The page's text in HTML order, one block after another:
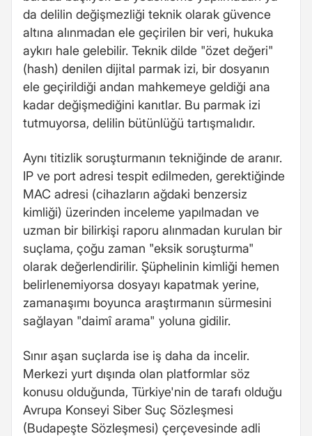
da delilin değişmezliği teknik olarak güvence
altına alınmadan ele geçirilen bir veri, hukuka
aykırı hale gelebilir. Teknik dilde "özet değeri"
(hash) denilen dijital parmak izi, bir dosyanın
ele geçirildiği andan mahkemeye geldiği ana
kadar değişmediğini kanıtlar. Bu parmak izi
tutmuyorsa, delilin bütünlüğü tartışmalıdır.
Aynı titizlik soruşturmanın tekniğinde de aranır.
IP ve port adresi tespit edilmeden, gerektiğinde
MAC adresi (cihazların ağdaki benzersiz
kimliği) üzerinden inceleme yapılmadan ve
uzman bir bilirkişi raporu alınmadan kurulan bir
suçlama, çoğu zaman "eksik soruşturma"
olarak değerlendirilir. Şüphelinin kimliği hemen
belirlenemiyorsa dosyayı kapatmak yerine,
zamanaşımı boyunca araştırmanın sürmesini
sağlayan "daimî arama" yoluna gidilir.
Sınır aşan suçlarda ise iş daha da incelir.
Merkezi yurt dışında olan platformlar söz
konusu olduğunda, Türkiye'nin de tarafı olduğu
Avrupa Konseyi Siber Suç Sözleşmesi
(Budapeşte Sözleşmesi) çerçevesinde adli